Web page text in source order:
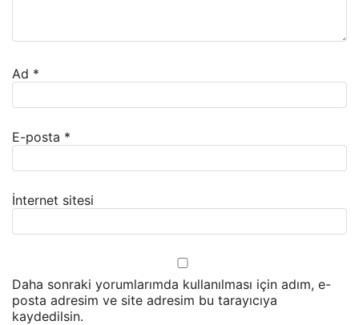
Ad *
E-posta *
İnternet sitesi
Daha sonraki yorumlarımda kullanılması için adım, e-
posta adresim ve site adresim bu tarayıcıya
kaydedilsin.